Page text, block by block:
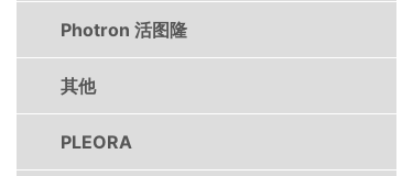
Photron 活图隆
其他
PLEORA